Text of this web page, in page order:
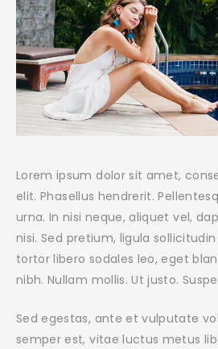
Lorem ipsum dolor sit amet,
elit. Phasellus hendrerit.
urna. In nisi neque, aliquet vel,
nisi. Sed pretium, ligula
tortor libero sodales leo, eget
nibh. Nullam mollis. Ut justo.
Sed egestas, ante et vulputate
semper est, vitae luctus metus